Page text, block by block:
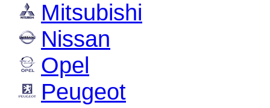
Mitsubishi
Nissan
Opel
Peugeot